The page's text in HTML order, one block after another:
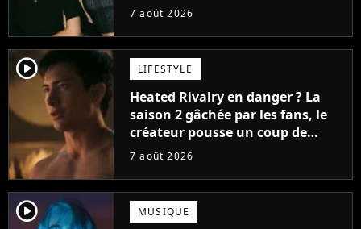
7 août 2026
player2 LIFESTYLE
Heated Rivalry en danger ? La
saison 2 gâchée par les fans, le
créateur pousse un coup de
gueule
7 août 2026
player2 MUSIQUE